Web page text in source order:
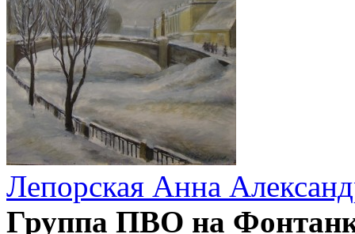
Лепорская Анна
Группа ПВО на